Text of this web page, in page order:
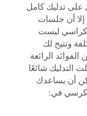
على تدليك كامل
أن جلسات
ليست
وتتيح لك
الفوائد الرائعة
التدليك شائعًا
أن يساعدك
في: